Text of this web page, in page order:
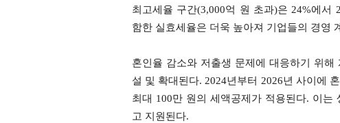
최고세율 구간(3,000억 원 초과)은 24%에서
함한 실효세율은 더욱 높아져 기업들의 경영
혼인율 감소와 저출생 문제에 대응하기 위
설 및 확대된다. 2024년부터 2026년 사이에
최대 100만 원의 세액공제가 적용된다. 이
고 지원된다.